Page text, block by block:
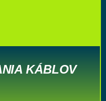
KÁBLOV